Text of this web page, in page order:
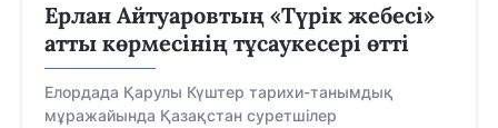
Ерлан Айтуаровтың «Түрік жебесі»
атты көрмесінің тұсаукесері өтті
Елордада Қарулы Күштер тарихи-танымдық
мұражайында Қазақстан суретшілер